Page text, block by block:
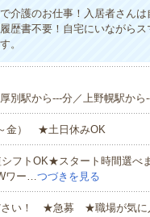
介護のお仕事！入居者さん
歴書不要！自宅にいながら
。
別駅から---分／上野幌駅か
金） ★土日休みOK
フトOK★スタート時間選べ
ワー…つづきを見る
さい！ ★急募 ★職場が気に